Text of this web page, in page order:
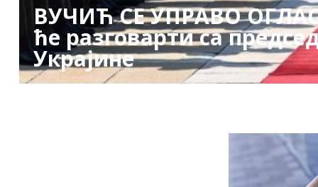
ВУЧИЋ СЕ УПРАВО
ће разговарти са
Украјине